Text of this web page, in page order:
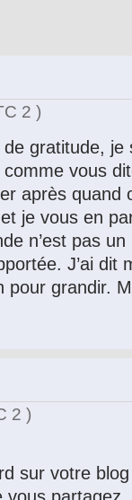
2 )
gratitude, je
vous
après quand
je vous en
n’est pas
J’ai dit
pour grandir.
2 )
sur votre